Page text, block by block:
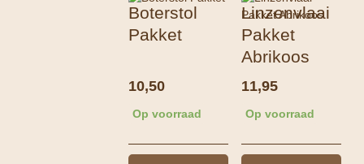
Boterstol
Pakket
10,50
Op voorraad
Linzenvlaai
Pakket
Abrikoos
11,95
Op voorraad